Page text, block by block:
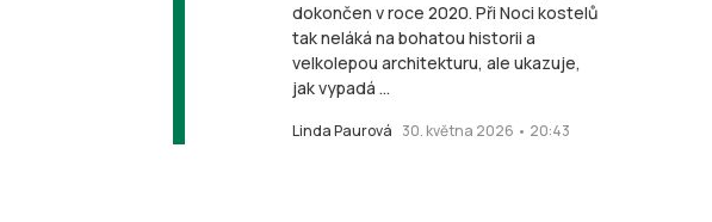
dokončen v roce 2020. Při Noci kostelů
tak neláká na bohatou historii a
velkolepou architekturu, ale ukazuje,
jak vypadá ...
Linda Paurová 30. května 2026 • 20:43